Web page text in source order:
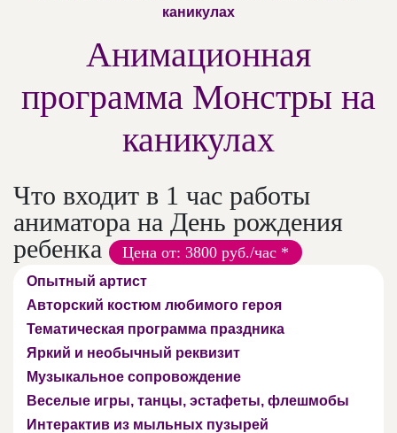
каникулах
Анимационная
программа Монстры на
каникулах
Что входит в 1 час работы
аниматора на День рождения
ребенка
Цена от: 3800 руб./час *
Опытный артист
Авторский костюм любимого героя
Тематическая программа праздника
Яркий и необычный реквизит
Музыкальное сопровождение
Веселые игры, танцы, эстафеты, флешмобы
Интерактив из мыльных пузырей